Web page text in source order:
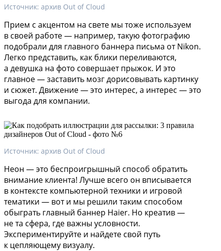
Источник: архив Out of Cloud
Прием с акцентом на свете мы тоже используем
в своей работе — например, такую фотографию
подобрали для главного баннера письма от Nikon.
Легко представить, как блики переливаются,
а девушка на фото совершает прыжок. И это
главное — заставить мозг дорисовывать картинку
и сюжет. Движение — это интерес, а интерес — это
выгода для компании.
Источник: архив Out of Cloud
Неон — это беспроигрышный способ обратить
внимание клиента! Лучше всего он вписывается
в контексте компьютерной техники и игровой
тематики — вот и мы решили таким способом
обыграть главный баннер Haier. Но креатив —
не та сфера, где важны условности.
Экспериментируйте и найдете свой путь
к цепляющему визуалу.